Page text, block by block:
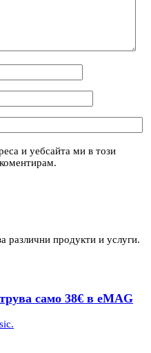
и уебсайта ми в този
различни продукти и услуги.
само 38€ в eMAG